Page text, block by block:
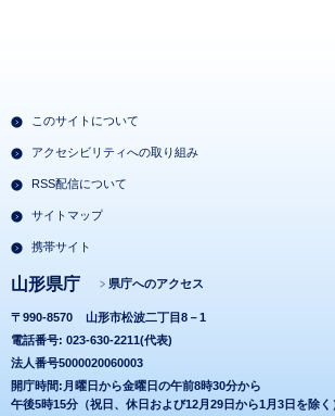
このサイトについて
アクセシビリティへの取り組み
RSS配信について
サイトマップ
携帯サイト
山形県庁 県庁へのアクセス
〒990-8570
山形市松波二丁目8－1
電話番号: 023-630-2211(代表)
法人番号5000020060003
開庁時間:月曜日から金曜日の午前8時30分から
午後5時15分（祝日、休日および12月29日から1月3日を除く